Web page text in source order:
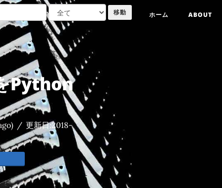
ホーム ABOUT
Python
/ 更新日:2018-